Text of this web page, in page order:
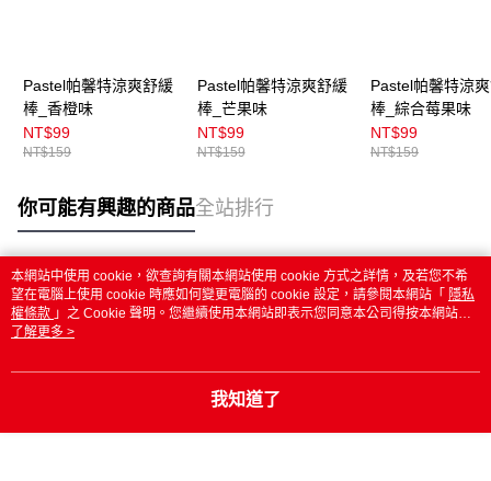
Pastel帕馨特涼爽舒緩
棒_香橙味
NT$99
NT$159
Pastel帕馨特涼爽舒緩
棒_芒果味
NT$99
NT$159
Pastel帕馨特涼
棒_綜合莓果味
NT$99
NT$159
你可能有興趣的商品全站排行
熱門標籤
本網站中使用 cookie，欲查詢有關本網站使用 cookie 方式之詳情，及若您不希
望在電腦上使用 cookie 時應如何變更電腦的 cookie 設定，請參閱本網站「 隱私
權條款 」之 Cookie 聲明。您繼續使用本網站即表示您同意本公司得按本網站使
用條款之 Cookie 聲明使用 cookie。
了解更多 >
我知道了